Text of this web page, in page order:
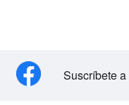
Suscríbete a